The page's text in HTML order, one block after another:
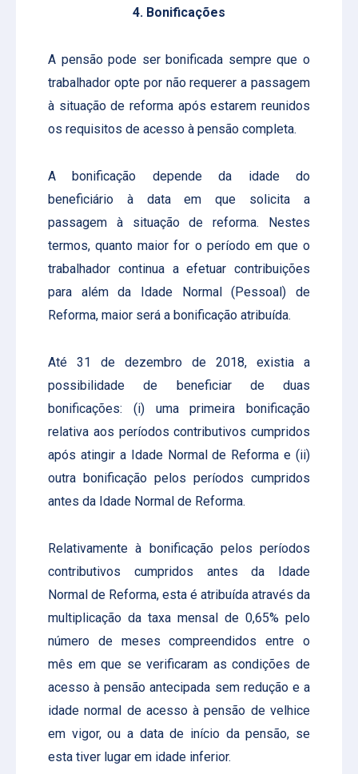
4. Bonificações
A pensão pode ser bonificada sempre que o
trabalhador opte por não requerer a passagem
à situação de reforma após estarem reunidos
os requisitos de acesso à pensão completa.
A bonificação depende da idade do
beneficiário à data em que solicita a
passagem à situação de reforma. Nestes
termos, quanto maior for o período em que o
trabalhador continua a efetuar contribuições
para além da Idade Normal (Pessoal) de
Reforma, maior será a bonificação atribuída.
Até 31 de dezembro de 2018, existia a
possibilidade de beneficiar de duas
bonificações: (i) uma primeira bonificação
relativa aos períodos contributivos cumpridos
após atingir a Idade Normal de Reforma e (ii)
outra bonificação pelos períodos cumpridos
antes da Idade Normal de Reforma.
Relativamente à bonificação pelos períodos
contributivos cumpridos antes da Idade
Normal de Reforma, esta é atribuída através da
multiplicação da taxa mensal de 0,65% pelo
número de meses compreendidos entre o
mês em que se verificaram as condições de
acesso à pensão antecipada sem redução e a
idade normal de acesso à pensão de velhice
em vigor, ou a data de início da pensão, se
esta tiver lugar em idade inferior.